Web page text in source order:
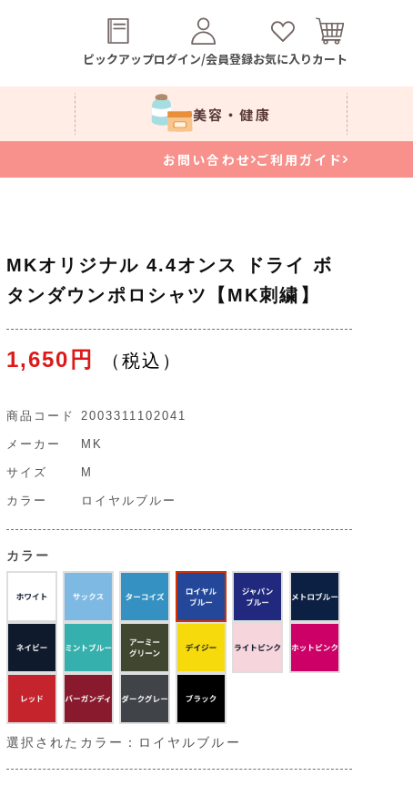
ピックアップログイン/会員登録お気に入りカート
美容・健康
お問い合わせ ご利用ガイド
MKオリジナル 4.4オンス ドライ ボ
タンダウンポロシャツ【MK刺繍】
1,650円
商品コード 2003311102041
メーカー MK
サイズ M
カラー ロイヤルブルー
カラー
選択されたカラー：ロイヤルブルー